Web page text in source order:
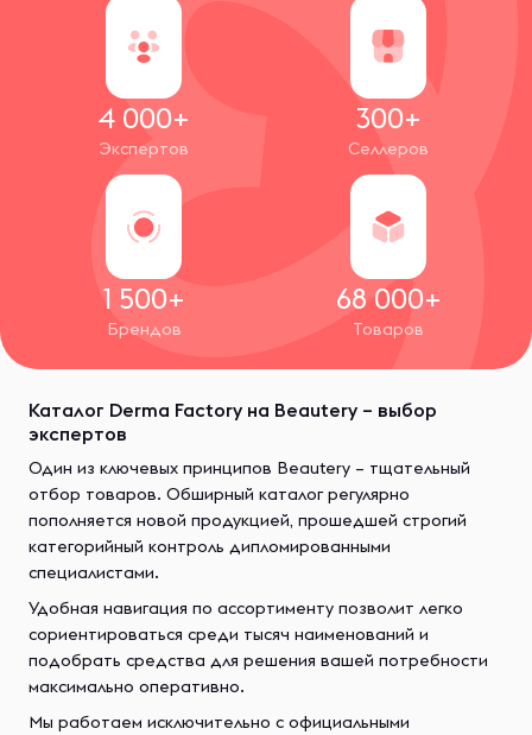
4 000+
Экспертов
300+
Селлеров
1 500+
Брендов
68 000+
Товаров
Каталог Derma Factory на Beautery – выбор
экспертов
Один из ключевых принципов Beautery – тщательный
отбор товаров. Обширный каталог регулярно
пополняется новой продукцией, прошедшей строгий
категорийный контроль дипломированными
специалистами.
Удобная навигация по ассортименту позволит легко
сориентироваться среди тысяч наименований и
подобрать средства для решения вашей потребности
максимально оперативно.
Мы работаем исключительно с официальными